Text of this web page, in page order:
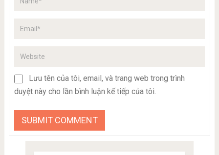
Lưu tên của tôi, email, và trang web trong trình
duyệt này cho lần bình luận kế tiếp của tôi.